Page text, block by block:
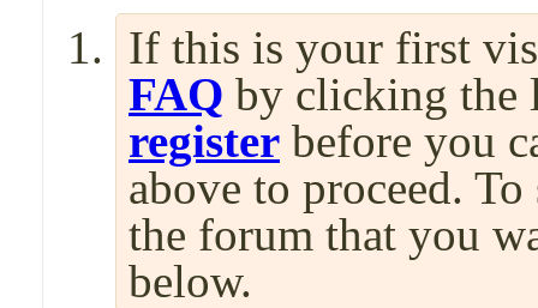
If this is your first
FAQ by clicking the
register before you
above to proceed.
the forum that you
below.